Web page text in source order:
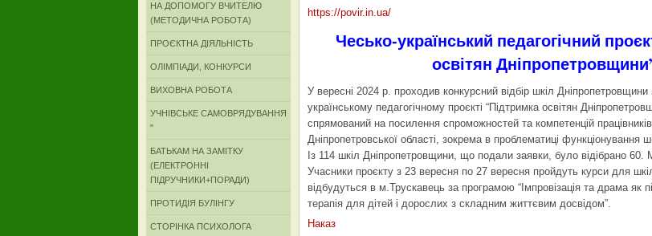
НА ДОПОМОГУ ВЧИТЕЛЮ
(МЕТОДИЧНА РОБОТА)
ПРОЄКТНА ДІЯЛЬНІСТЬ
ОЛІМПІАДИ, КОНКУРСИ
ВИХОВНА РОБОТА
УЧНІВСЬКЕ САМОВРЯДУВАННЯ
"
БАТЬКАМ НА ЗАМІТКУ
(ЕЛЕКТРОННІ
ПІДРУЧНИКИ+ПОРАДИ)
ПРОТИДІЯ БУЛІНГУ
СТОРІНКА ПСИХОЛОГА
https://povir.in.ua/
Чесько-український педагогічний
освітян
У вересні 2024 р. проходив конкурсний відбір шкіл
українському педагогічному проєкті “Підтримка освітян
спрямований на посилення спроможностей та компетенцій працівників
Дніпропетровської області, зокрема в проблематиці функціонування
Із 114 шкіл Дніпропетровщини, що подали заявки, було відібрано 60.
Учасники проєкту з 23 вересня по 27 вересня пройдуть курси для
відбудуться в м.Трускавець за програмою “Імпровізація та драма як
терапія для дітей і дорослих з складним життєвим досвідом”.
Наказ